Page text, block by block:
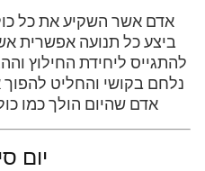
אדם אשר השקיע את כל
ביצע כל תנועה אפשרית
נלחם בקושי והחליט
אדם שהיום הולך כמו
יום